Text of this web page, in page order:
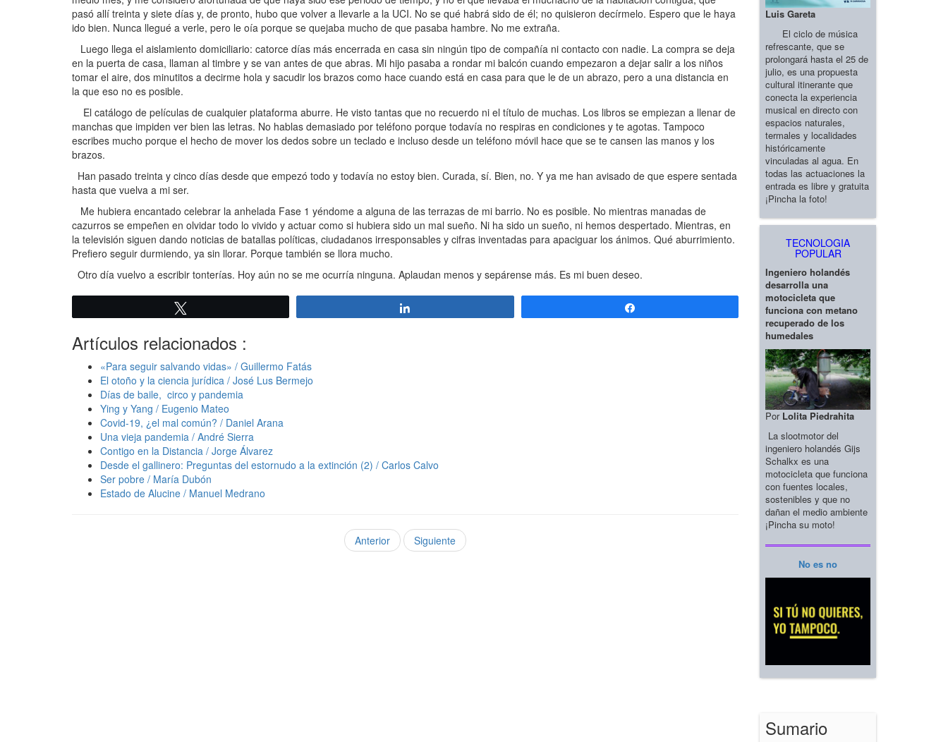
pasó allí treinta y siete días y, de pronto, hubo que volver a llevarle a la UCI. No se qué habrá sido de él; no quisieron decírmelo. Espero que le haya
ido bien. Nunca llegué a verle, pero le oía porque se quejaba mucho de que pasaba hambre. No me extraña.
Luego llega el aislamiento domiciliario: catorce días más encerrada en casa sin ningún tipo de compañía ni contacto con nadie. La compra se deja
en la puerta de casa, llaman al timbre y se van antes de que abras. Mi hijo pasaba a rondar mi balcón cuando empezaron a dejar salir a los niños
tomar el aire, dos minutitos a decirme hola y sacudir los brazos como hace cuando está en casa para que le de un abrazo, pero a una distancia en
la que eso no es posible.
El catálogo de películas de cualquier plataforma aburre. He visto tantas que no recuerdo ni el título de muchas. Los libros se empiezan a llenar de
manchas que impiden ver bien las letras. No hablas demasiado por teléfono porque todavía no respiras en condiciones y te agotas. Tampoco
escribes mucho porque el hecho de mover los dedos sobre un teclado e incluso desde un teléfono móvil hace que se te cansen las manos y los
brazos.
Han pasado treinta y cinco días desde que empezó todo y todavía no estoy bien. Curada, sí. Bien, no. Y ya me han avisado de que espere sentada
hasta que vuelva a mi ser.
Me hubiera encantado celebrar la anhelada Fase 1 yéndome a alguna de las terrazas de mi barrio. No es posible. No mientras manadas de
cazurros se empeñen en olvidar todo lo vivido y actuar como si hubiera sido un mal sueño. Ni ha sido un sueño, ni hemos despertado. Mientras, en
la televisión siguen dando noticias de batallas políticas, ciudadanos irresponsables y cifras inventadas para apaciguar los ánimos. Qué aburrimiento.
Prefiero seguir durmiendo, ya sin llorar. Porque también se llora mucho.
Otro día vuelvo a escribir tonterías. Hoy aún no se me ocurría ninguna. Aplaudan menos y sepárense más. Es mi buen deseo.
Artículos relacionados :
«Para seguir salvando vidas» / Guillermo Fatás
El otoño y la ciencia jurídica / José Lus Bermejo
Días de baile, circo y pandemia
Ying y Yang / Eugenio Mateo
Covid-19, ¿el mal común? / Daniel Arana
Una vieja pandemia / André Sierra
Contigo en la Distancia / Jorge Álvarez
Desde el gallinero: Preguntas del estornudo a la extinción (2) / Carlos Calvo
Ser pobre / María Dubón
Estado de Alucine / Manuel Medrano
Anterior Siguiente
Luis Gareta
El ciclo de música
refrescante, que se
prolongará hasta el 25 de
julio, es una propuesta
cultural itinerante que
conecta la experiencia
musical en directo con
espacios naturales,
termales y localidades
históricamente
vinculadas al agua. En
todas las actuaciones la
entrada es libre y gratuita
¡Pincha la foto!
TECNOLOGIA
POPULAR
Ingeniero holandés
desarrolla una
motocicleta que
funciona con metano
recuperado de los
humedales
Por Lolita Piedrahita
La slootmotor del
ingeniero holandés Gijs
Schalkx es una
motocicleta que funciona
con fuentes locales,
sostenibles y que no
dañan el medio ambiente
¡Pincha su moto!
No es no
Sumario